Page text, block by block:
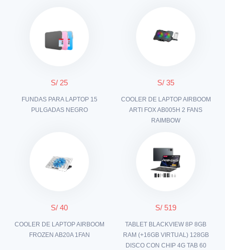
S/ 25
FUNDAS PARA LAPTOP 15
PULGADAS NEGRO
S/ 35
COOLER DE LAPTOP AIRBOOM
ARTI FOX AB005H 2 FANS
RAIMBOW
S/ 40
COOLER DE LAPTOP AIRBOOM
FROZEN AB20A 1FAN
S/ 519
TABLET BLACKVIEW 8P 8GB
RAM (+16GB VIRTUAL) 128GB
DISCO CON CHIP 4G TAB 60